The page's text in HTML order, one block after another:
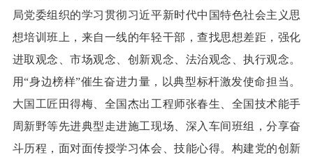
局党委组织的学习贯彻习近平新时代中国特色社会主义思
想培训班上，来自一线的年轻干部，查找思想差距，强化
进取观念、市场观念、创新观念、法治观念、执行观念。
用“身边榜样”催生奋进力量，以典型标杆激发使命担当。
大国工匠田得梅、全国杰出工程师张春生、全国技术能手
周新野等先进典型走进施工现场、深入车间班组，分享奋
斗历程，面对面传授学习体会、技能心得。构建党的创新